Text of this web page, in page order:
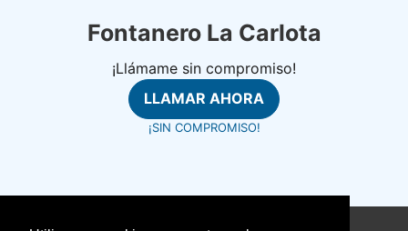
Fontanero La Carlota
¡Llámame sin compromiso!
LLAMAR AHORA
¡SIN COMPROMISO!